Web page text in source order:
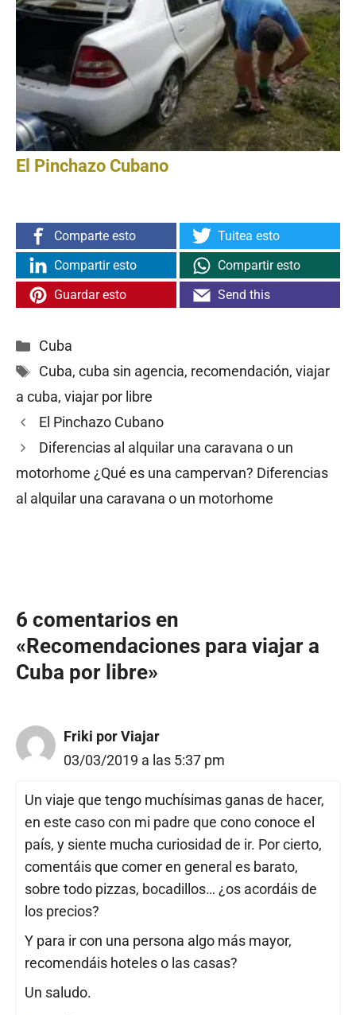
El Pinchazo Cubano
Comparte esto
Tuitea esto
Compartir esto
Compartir esto
Guardar esto
Send this
Categorías
Cuba
Etiquetas
Cuba, cuba sin agencia, recomendación, viajar
a cuba, viajar por libre
El Pinchazo Cubano
Diferencias al alquilar una caravana o un
motorhome ¿Qué es una campervan? Diferencias
al alquilar una caravana o un motorhome
6 comentarios en
«Recomendaciones para viajar a
Cuba por libre»
Friki por Viajar
03/03/2019 a las 5:37 pm
Un viaje que tengo muchísimas ganas de hacer,
en este caso con mi padre que cono conoce el
país, y siente mucha curiosidad de ir. Por cierto,
comentáis que comer en general es barato,
sobre todo pizzas, bocadillos… ¿os acordáis de
los precios?
Y para ir con una persona algo más mayor,
recomendáis hoteles o las casas?
Un saludo.